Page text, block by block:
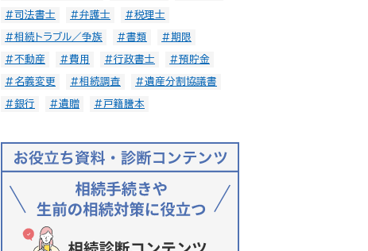
#司法書士 #弁護士 #税理士
#相続トラブル／争族 #書類 #期限
#不動産 #費用 #行政書士 #預貯金
#名義変更 #相続調査 #遺産分割協議書
#銀行 #遺贈 #戸籍謄本